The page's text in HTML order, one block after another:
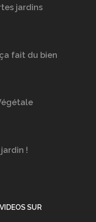
jardins
fait du bien
!
SUR